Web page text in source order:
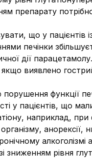
препарату
що у пацієнтів
печінки
дії
виявлено
порушення функції
у пацієнтів, що
наприклад,
анорексії,
алкоголізмі
зниженням рівня